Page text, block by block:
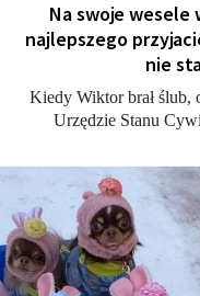
Na swoje wesele
najlepszego
nie
Kiedy Wiktor brał ślub,
Urzędzie Stanu